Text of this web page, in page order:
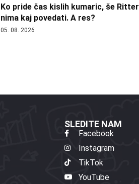
Ko pride čas kislih kumaric, še Ritter
nima kaj povedati. A res?
05. 08. 2026
SLEDITE NAM
Facebook
Instagram
TikTok
YouTube